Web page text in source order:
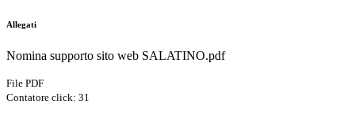
Allegati
Nomina supporto sito web SALATINO.pdf
File PDF
Contatore click: 31